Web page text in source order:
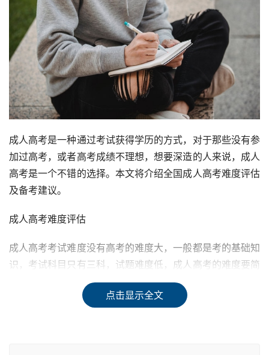
成人高考是一种通过考试获得学历的方式，对于那些没有参
加过高考，或者高考成绩不理想，想要深造的人来说，成人
高考是一个不错的选择。本文将介绍全国成人高考难度评估
及备考建议。
成人高考难度评估
成人高考考试难度没有高考的难度大，一般都是考的基础知
识，考试科目只有三科，试题难度低，成人高考的难度要简
单得多，成人高考有三个考试内容，科目数量少，所以复习
压力相对较小，而且考题中简单题型占50%左右。成人高考
点击显示全文